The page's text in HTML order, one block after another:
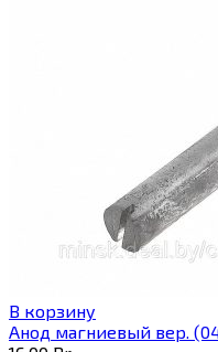
В корзину
Анод магниевый вер.